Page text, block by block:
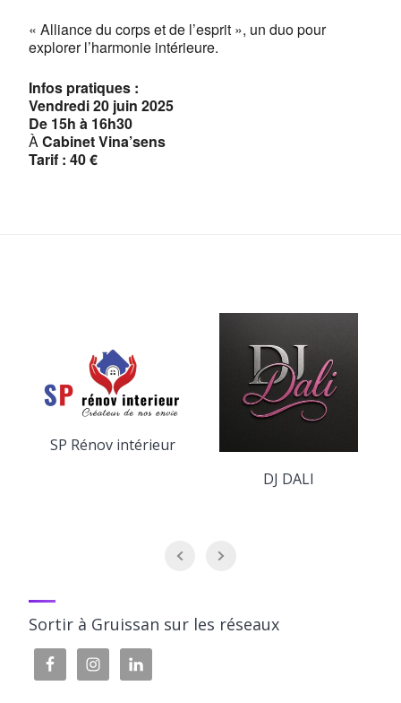
« Alliance du corps et de l’esprit », un duo pour
explorer l’harmonie intérieure.
Infos pratiques :
Vendredi 20 juin 2025
De 15h à 16h30
ÀCabinet Vina’sens
Tarif : 40 €
SP Rénov intérieur
DJ DALI
Sortir à Gruissan sur les réseaux